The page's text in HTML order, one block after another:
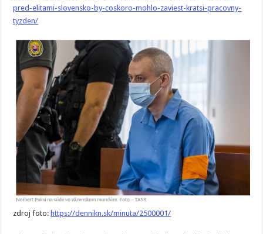
pred-elitami-slovensko-by-coskoro-mohlo-zaviest-kratsi-pracovny-
tyzden/
zdroj foto: https://dennikn.sk/minuta/2500001/